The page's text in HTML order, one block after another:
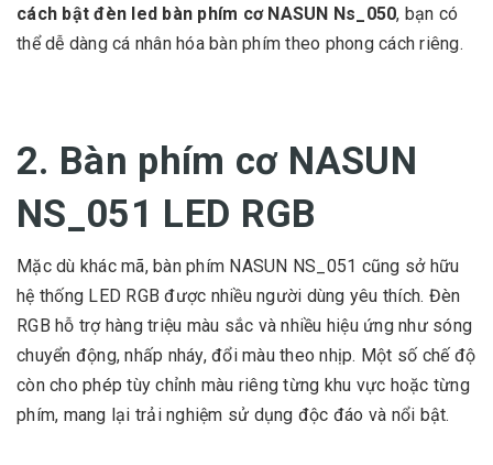
cách bật đèn led bàn phím cơ NASUN Ns_050, bạn có
thể dễ dàng cá nhân hóa bàn phím theo phong cách riêng.
2. Bàn phím cơ NASUN
NS_051 LED RGB
Mặc dù khác mã, bàn phím NASUN NS_051 cũng sở hữu
hệ thống LED RGB được nhiều người dùng yêu thích. Đèn
RGB hỗ trợ hàng triệu màu sắc và nhiều hiệu ứng như sóng
chuyển động, nhấp nháy, đổi màu theo nhịp. Một số chế độ
còn cho phép tùy chỉnh màu riêng từng khu vực hoặc từng
phím, mang lại trải nghiệm sử dụng độc đáo và nổi bật.